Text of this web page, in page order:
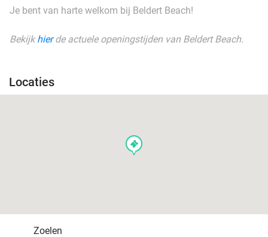
Je bent van harte welkom bij Beldert Beach!
Bekijkhierde actuele openingstijden van Beldert Beach.
Locaties
events
Zoelen